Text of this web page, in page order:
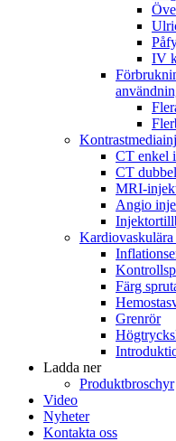
IV
CT enkel
CT
MRI-
Angio
Färg
Grenrör
Ladda ner
Produktbroschyr
Video
Nyheter
Kontakta oss